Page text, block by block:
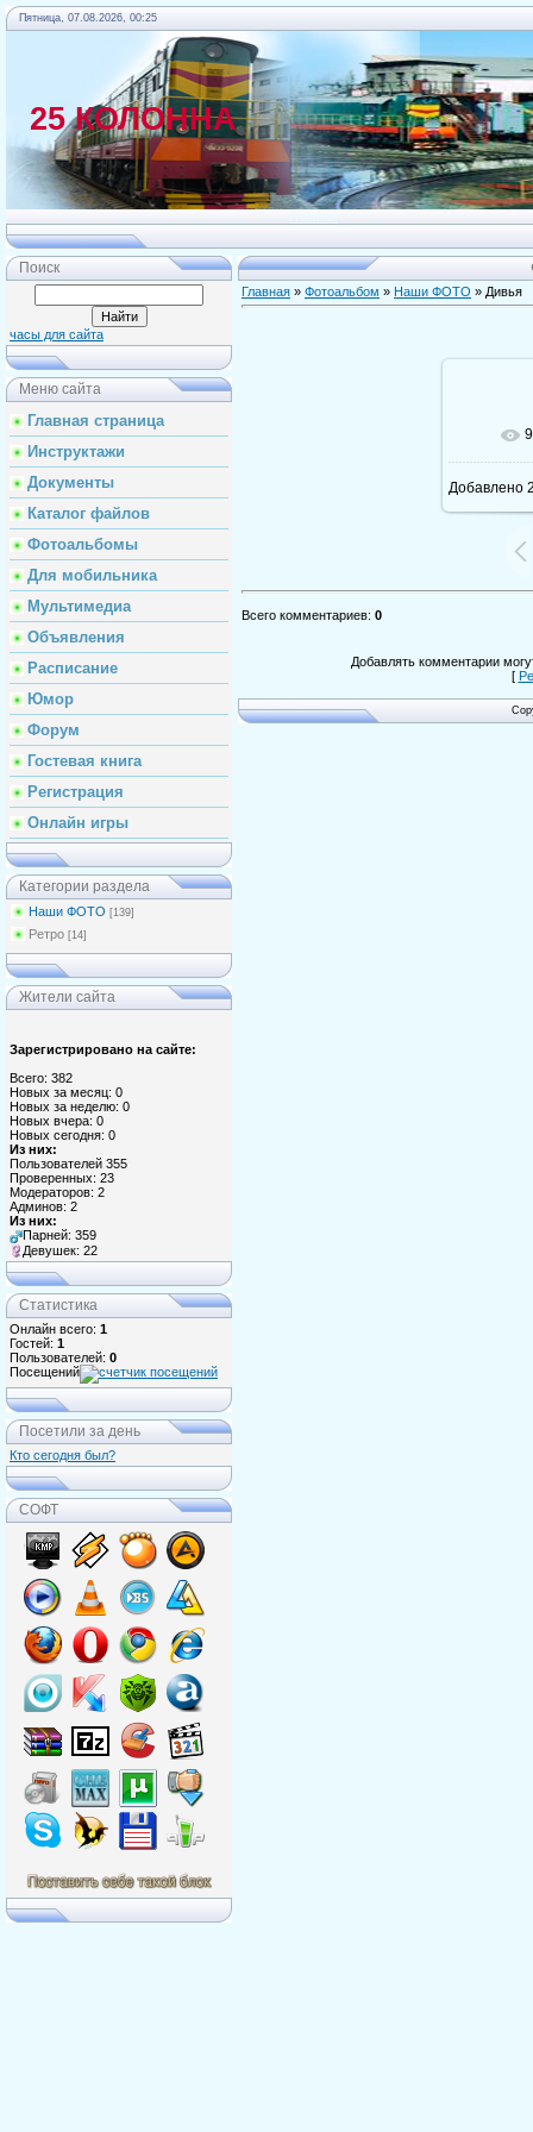
Пятница, 07.08.2026, 00:25
25 КОЛОННА
Поиск
часы для сайта
Меню сайта
Главная страница
Инструктажи
Документы
Каталог файлов
Фотоальбомы
Для мобильника
Мультимедиа
Объявления
Расписание
Юмор
Форум
Гостевая книга
Регистрация
Онлайн игры
Категории раздела
Наши ФОТО [139]
Ретро [14]
Жители сайта
Зарегистрировано на сайте:
Всего: 382
Новых за месяц: 0
Новых за неделю: 0
Новых вчера: 0
Новых сегодня: 0
Из них:
Пользователей 355
Проверенных: 23
Модераторов: 2
Админов: 2
Из них:
Парней: 359
Девушек: 22
Статистика
Онлайн всего: 1
Гостей: 1
Пользователей: 0
Посещений
Посетили за день
Кто сегодня был?
СОФТ
Главная » Фотоальбом » Наши ФОТО » Дивья
Добавлено
Всего комментариев: 0
Добавлять комментарии
[